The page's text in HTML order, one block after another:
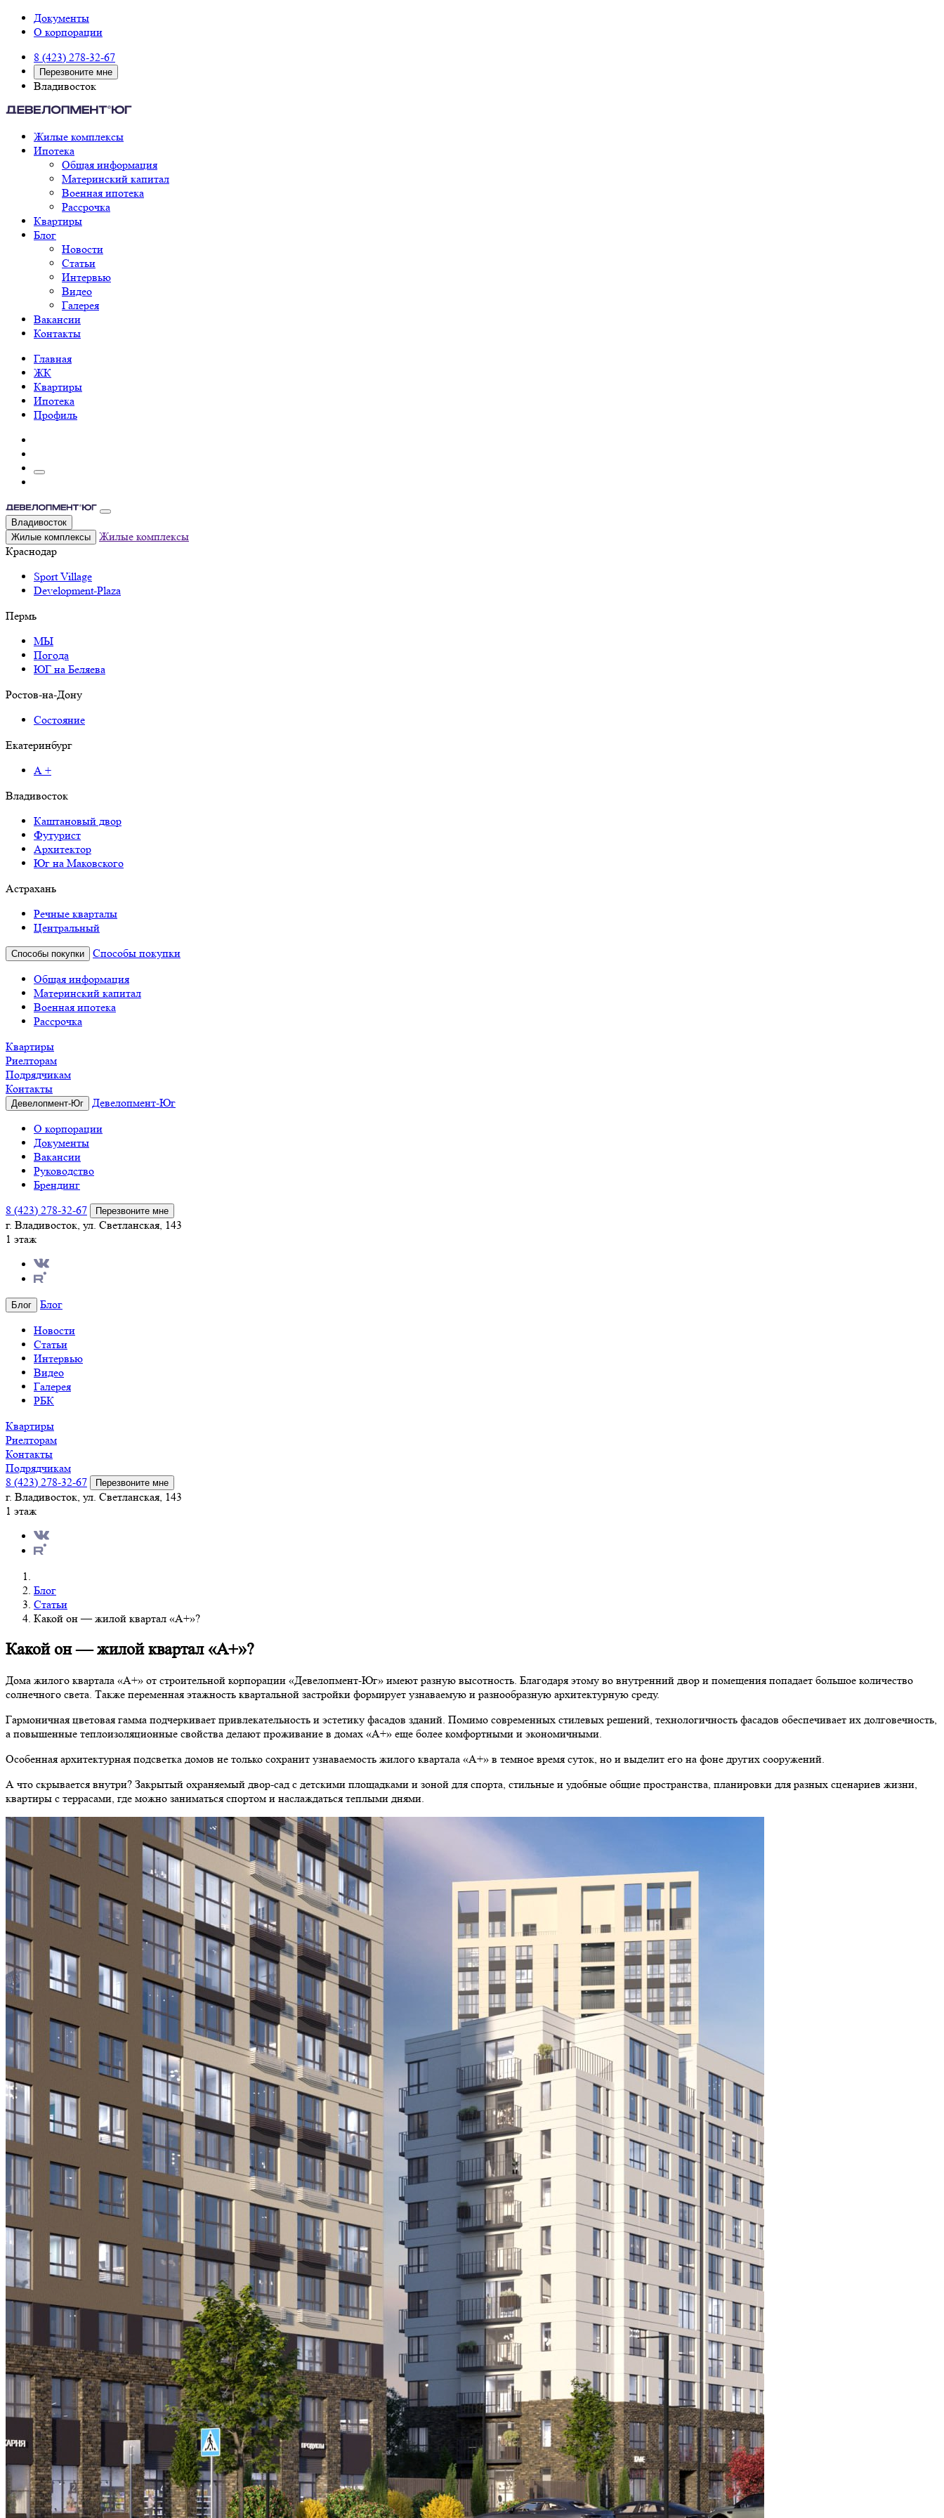
Документы
О корпорации
8 (423) 278-32-67
Перезвоните мне
Владивосток
Жилые комплексы
Ипотека
Общая информация
Материнский капитал
Военная ипотека
Рассрочка
Квартиры
Блог
Новости
Статьи
Интервью
Видео
Галерея
Вакансии
Контакты
Главная
ЖК
Квартиры
Ипотека
Профиль
Владивосток
Жилые комплексы
Жилые комплексы
Краснодар
Sport Village
Development-Plaza
Пермь
МЫ
Погода
ЮГ на Беляева
Ростов-на-Дону
Состояние
Екатеринбург
А +
Владивосток
Каштановый двор
Футурист
Архитектор
Юг на Маковского
Астрахань
Речные кварталы
Центральный
Способы покупки
Способы покупки
Общая информация
Материнский капитал
Военная ипотека
Рассрочка
Квартиры
Риелторам
Подрядчикам
Контакты
Девелопмент-Юг
Девелопмент-Юг
О корпорации
Документы
Вакансии
Руководство
Брендинг
8 (423) 278-32-67
Перезвоните мне
г. Владивосток, ул. Светланская, 143
1 этаж
Блог
Блог
Новости
Статьи
Интервью
Видео
Галерея
РБК
Квартиры
Риелторам
Контакты
Подрядчикам
8 (423) 278-32-67
Перезвоните мне
г. Владивосток, ул. Светланская, 143
1 этаж
Блог
Статьи
Какой он — жилой квартал «А+»?
Какой он — жилой квартал «А+»?
Дома жилого квартала «А+» от строительной корпорации «Девелопмент-Юг» имеют разную высотность. Благодаря этому во внутренний двор и помещения попадает большое количество
солнечного света. Также переменная этажность квартальной застройки формирует узнаваемую и разнообразную архитектурную среду.
Гармоничная цветовая гамма подчеркивает привлекательность и эстетику фасадов зданий. Помимо современных стилевых решений, технологичность фасадов обеспечивает их долговечность,
а повышенные теплоизоляционные свойства делают проживание в домах «А+» еще более комфортными и экономичными.
Особенная архитектурная подсветка домов не только сохранит узнаваемость жилого квартала «А+» в темное время суток, но и выделит его на фоне других сооружений.
А что скрывается внутри? Закрытый охраняемый двор-сад с детскими площадками и зоной для спорта, стильные и удобные общие пространства, планировки для разных сценариев жизни,
квартиры с террасами, где можно заниматься спортом и наслаждаться теплыми днями.